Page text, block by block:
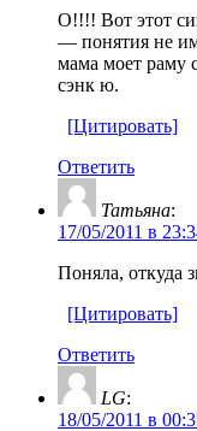
О!!!! Вот этот
— понятия не
мама моет раму
сэнк ю.
[Цитировать]
Ответить
Татьяна:
17/05/2011 в
Поняла, откуда
[Цитировать]
Ответить
LG:
18/05/2011 в